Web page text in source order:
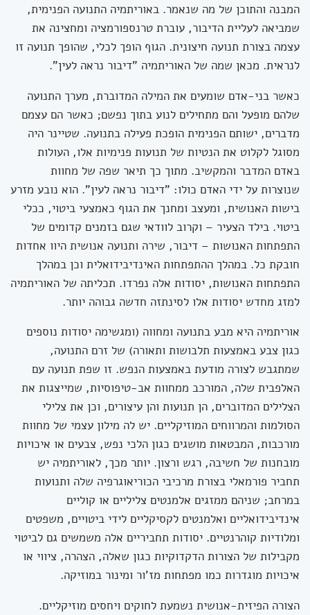
המבנה והתוכן של מה שנאמר. באוריתמיה התנועה הפנימית,
שמביאה לעליית הדיבור, עוברת טרנספורמציה ומחצינה את
עצמה בצורת תנועה חיצונית. הגוף הופך לכלי, שהופך תנועה זו
לנראית. מכאן שמה של האוריתמיה "דיבור נראה לעין".
כאשר בני-אדם שומעים את המילה המדוברת, מערך התנועה
שלהם מופעל והם מתחילים לנוע בתוך נפשם; כאשר הם עצמם
מדברים, ישותם הפנימית הופכת פעילה בתנועה. שטיינר היה
מסוגל לקלוט את הנטיות של תנועות פנימיות אלו, העולות
באדם המדבר והמקשיב. מתוך כך תיאר שפה של מחוות
שנוצרות על ידי האדם כולו: "דיבור נראה לעין". הוא נובע מזרע
בישות האנושית, ומעצב ומחנך את הגוף כאמצעי ביטוי, ככלי
ביטוי. בילד הצעיר – וקרוב לוודאי שגם בזמנים קדומים של
התפתחות האנושות – דיבור, שירה ותנועה אנושית היוו אחדות
חובקת כל. במהלך ההתפתחות האינדיבידואלית וכן במהלך
התפתחות האנושות, יסודות אלה נפרדו. תכליתה של האוריתמיה
למזג מחדש יסודות אלו לסינתזה חדשה גבוהה יותר.
אוריתמיה היא מבע בתנועה ומחווה (ומגשימה יסודות נוספים
כגון צבע באמצעות תלבושות ותאורה) של זרם התנועה,
שמתגבש לצורה מודעת באמצעות הנפש. זו שפת תנועה עם
האלפבית שלה, המורכב ממחוות אב-טיפוסיות, שמייצגות את
הצלילים המדוברים, הן תנועות והן עיצורים, וכן את צלילי
הסולמות והמרווחים המוזיקליים. יש לה מילון עצמי של מחוות
מורכבות, המבטאות מושגים כגון הלכי נפש, צבעים או איכויות
מובחנות של חשיבה, רגש ורצון. יותר מכך, לאוריתמיה יש
תחביר פורמאלי בצורת מרכיבי הכוריאוגרפיה שלה ותנועות
במרחב; שניהם ממזגים אלמנטים צליליים או קוליים
אינדיבידואליים ואלמנטים לקסיקליים לידי ביטויים, משפטים
ומלודיות קוהרנטיים. יסודות תחביריים אלה משמשים גם לביטוי
מקבילות של הצורות הדקדוקיות כגון שאלה, הצהרה, ציווי או
איכויות מוגדרות כמו מפתחות מז'ור ומינור במוזיקה.
הצורה הפיזית-אנושית נשמעת לחוקים ויחסים מוזיקליים.